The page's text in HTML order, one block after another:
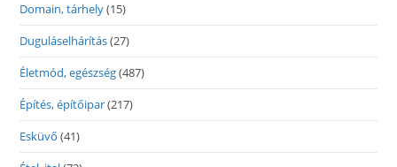
Domain, tárhely(15)
Duguláselhárítás(27)
Életmód, egészség(487)
Építés, építőipar(217)
Esküvő (41)